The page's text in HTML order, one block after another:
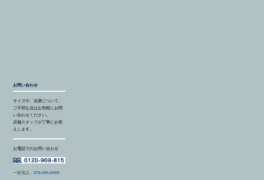
お問い合わせ
サイズや、在庫について、
ご不明な点はお気軽にお問
い合わせください。
店舗スタッフが丁寧にお答
えします。
お電話でのお問い合わせ
一般電話：076-495-8560